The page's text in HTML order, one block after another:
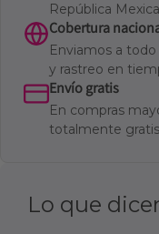
República
Cobertura
Enviamos a
y rastreo en
Envío gratis
En compras
totalmente gratis
Lo que